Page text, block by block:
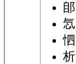
郋
忥
怬
析